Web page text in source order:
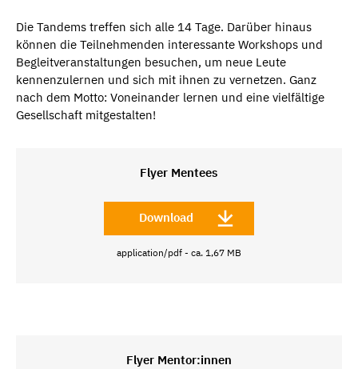
Die Tandems treffen sich alle 14 Tage. Darüber hinaus
können die Teilnehmenden interessante Workshops und
Begleitveranstaltungen besuchen, um neue Leute
kennenzulernen und sich mit ihnen zu vernetzen. Ganz
nach dem Motto: Voneinander lernen und eine vielfältige
Gesellschaft mitgestalten!
Flyer Mentees
Download
application/pdf - ca. 1,67 MB
Flyer Mentor:innen